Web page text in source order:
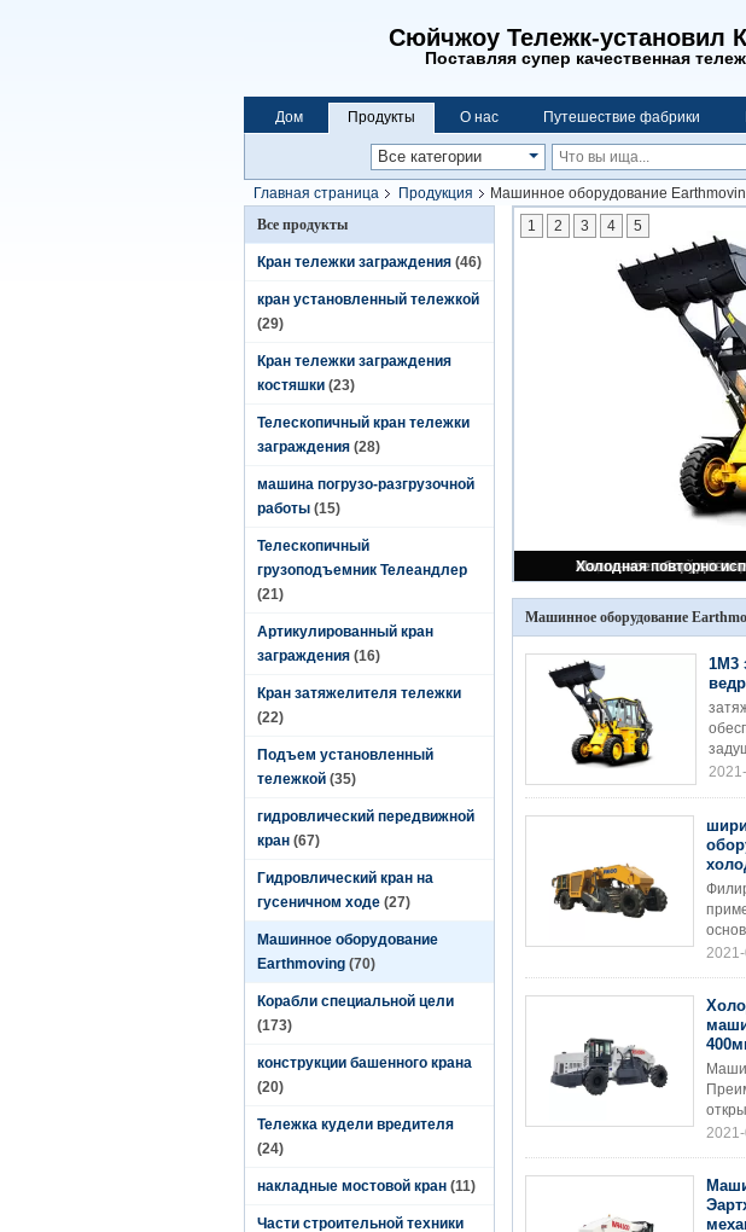
Сюйчжоу Тележк-установил
Поставляя супер качественная
Дом Продукты О нас Путешествие фабрики
Главная страница Продукция
Машинное оборудование
Все продукты
Кран тележки заграждения (46)
кран установленный тележкой
(29)
Кран тележки заграждения
костяшки (23)
Телескопичный кран тележки
заграждения (28)
машина погрузо-разгрузочной
работы (15)
Телескопичный
грузоподъемник Телеандлер
(21)
Артикулированный кран
заграждения (16)
Кран затяжелителя тележки
(22)
Подъем установленный
тележкой (35)
гидровлический передвижной
кран (67)
Гидровлический кран на
гусеничном ходе (27)
Машинное оборудование
Earthmoving (70)
Корабли специальной цели
(173)
конструкции башенного крана
(20)
Тележка кудели вредителя
(24)
накладные мостовой кран (11)
Части строительной техники
1 2 3 4 5
Машинное оборудование
1М3